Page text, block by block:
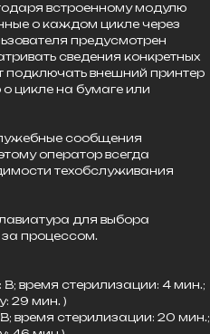
встроенному модулю
о каждом цикле через
предусмотрен
сведения конкретных
подключать внешний принтер
цикле на бумаге или
сообщения
оператор всегда
техобслуживания
для выбора
процессом.
время стерилизации: 4 мин.;
29 мин. )
время стерилизации: 20 мин.;